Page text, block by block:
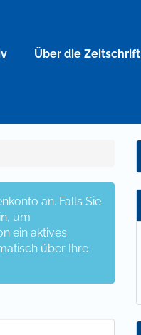
Über die Zeitschrift
an. Falls Sie
um
ein aktives
über Ihre